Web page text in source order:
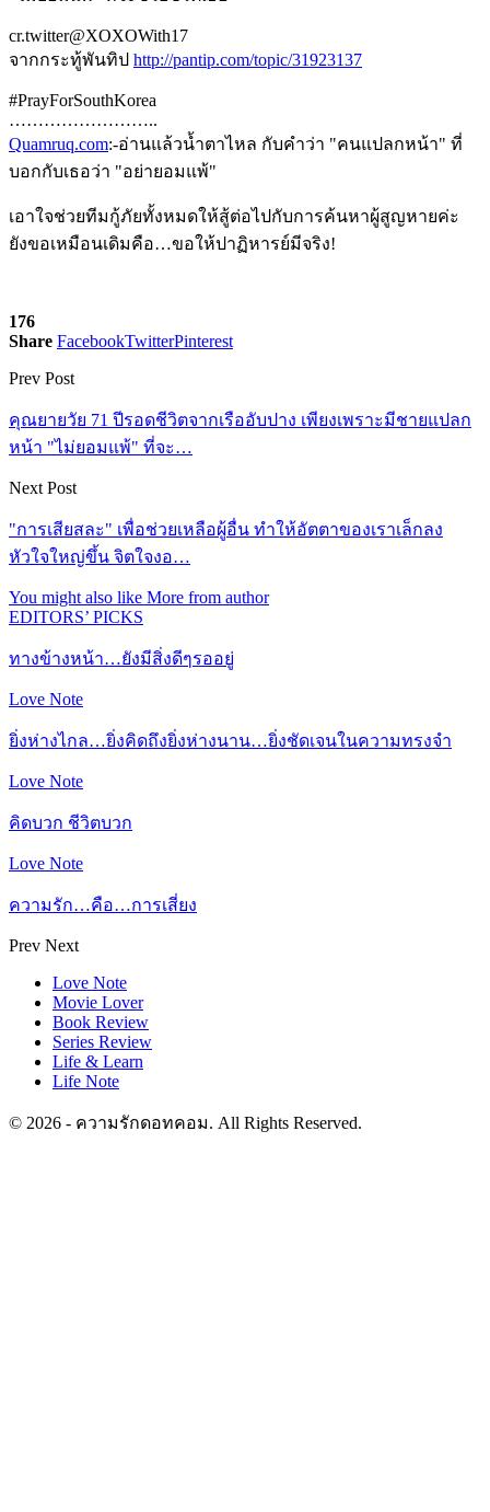
cr.twitter@XOXOWith17
จากกระทู้พันทิป http://pantip.com/topic/31923137
#PrayForSouthKorea
……………………..
Quamruq.com:-อ่านแล้วน้ำตาไหล กับคำว่า "คนแปลกหน้า" ที่
บอกกับเธอว่า "อย่ายอมแพ้"
เอาใจช่วยทีมกู้ภัยทั้งหมดให้สู้ต่อไปกับการค้นหาผู้สูญหายค่ะ
ยังขอเหมือนเดิมคือ…ขอให้ปาฏิหารย์มีจริง!
176
Share FacebookTwitterPinterest
Prev Post
คุณยายวัย 71 ปีรอดชีวิตจากเรืออับปาง เพียงเพราะมีชายแปลก
หน้า "ไม่ยอมแพ้" ที่จะ…
Next Post
"การเสียสละ" เพื่อช่วยเหลือผู้อื่น ทำให้อัตตาของเราเล็กลง
หัวใจใหญ่ขึ้น จิตใจงอ…
You might also like More from author
EDITORS’ PICKS
ทางข้างหน้า…ยังมีสิ่งดีๆรออยู่
Love Note
ยิ่งห่างไกล…ยิ่งคิดถึงยิ่งห่างนาน…ยิ่งชัดเจนในความทรงจำ
Love Note
คิดบวก ชีวิตบวก
Love Note
ความรัก…คือ…การเสี่ยง
Prev Next
Love Note
Movie Lover
Book Review
Series Review
Life & Learn
Life Note
© 2026 - ความรักดอทคอม. All Rights Reserved.